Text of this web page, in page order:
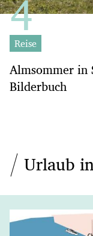
Reise
Almsommer in
Bilderbuch
Urlaub